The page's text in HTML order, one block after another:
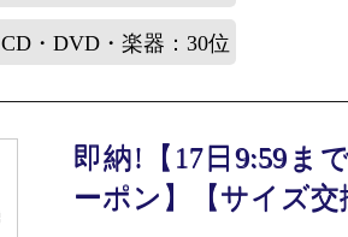
CD・DVD・楽器：30位
即納!【17日9:59ま
ーポン】【サイズ交